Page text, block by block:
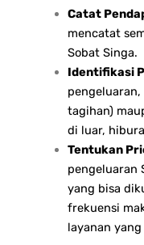
Catat
mencatat
Sobat Singa.
Identifikasi
tagihan)
di luar,
Tentukan
pengeluaran
yang bisa
frekuensi
layanan